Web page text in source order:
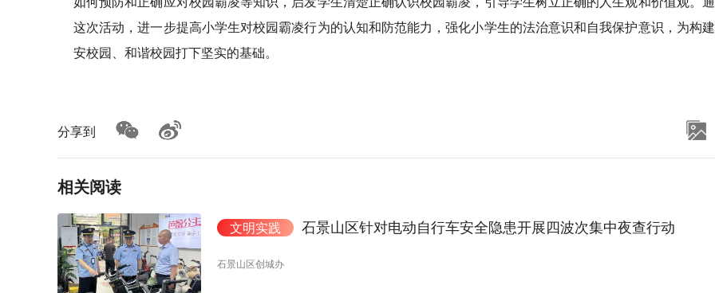
这次活动，进一步提高小学生对校园霸凌行为的认知和防范能力，强化小学生的法治意识和自我保护意识，为构
安校园、和谐校园打下坚实的基础。
分享到
相关阅读
文明实践 石景山区针对电动自行车安全隐患开展四波次集中夜查行动
石景山区创城办